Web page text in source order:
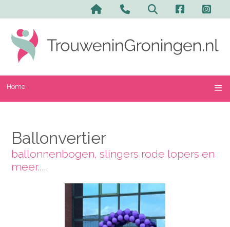
Home
Ballonvertier
ballonnenbogen, slingers rode lopers en
meer.....